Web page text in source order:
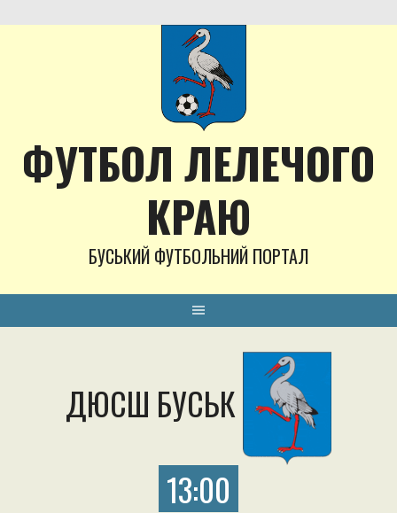
to
ФУТБОЛ ЛЕЛЕЧОГО
КРАЮ
БУСЬКИЙ ФУТБОЛЬНИЙ ПОРТАЛ
ДЮСШ БУСЬК
13:00